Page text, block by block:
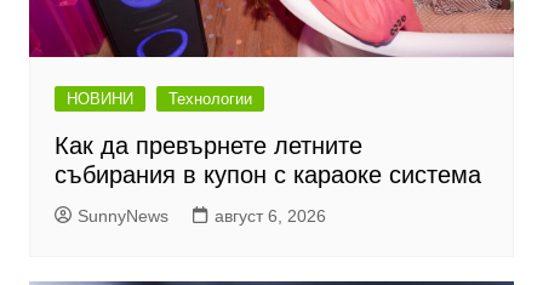
НОВИНИ Технологии
Как да превърнете летните
събирания в купон с караоке система
SunnyNews август 6, 2026